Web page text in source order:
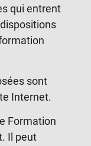
qui entrent
sont
Internet.
Formation
Il peut